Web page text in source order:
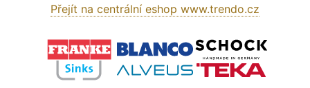
Přejít na centrální eshop www.trendo.cz